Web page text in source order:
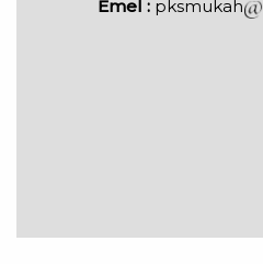
Emel :pksmukah